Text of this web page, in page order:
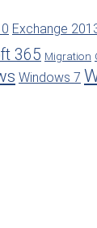
Exchange
365 Migration
Windows 7